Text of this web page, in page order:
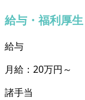
給与・福利厚生
給与
月給：20万円～
諸手当